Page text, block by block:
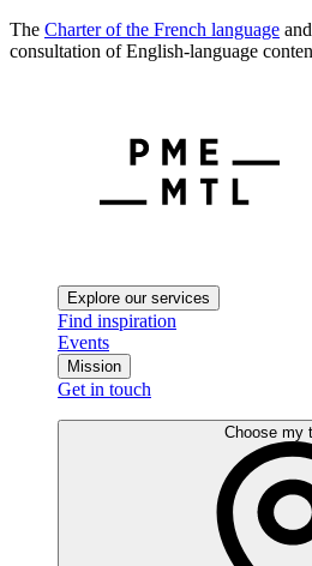
The Charter of the French language
consultation of English-language
Explore our services
Find inspiration
Events
Mission
Get in touch
Choose my